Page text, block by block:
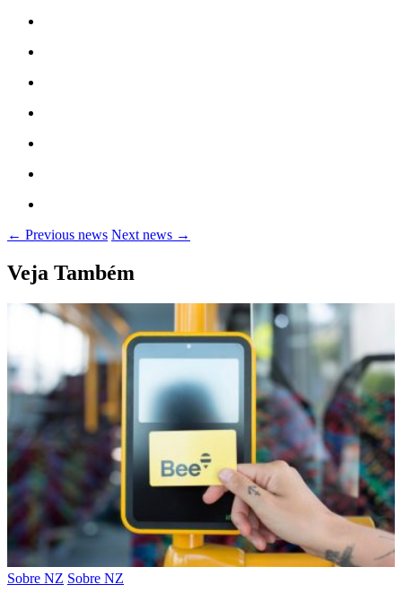
← Previous news Next news →
Veja Também
Sobre NZ Sobre NZ